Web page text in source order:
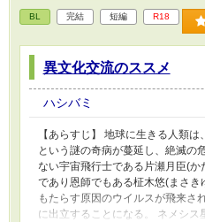
BL 完結 短編 R18
異文化交流のススメ
ハシバミ
【あらすじ】 地球に生きる人類
という謎の奇病が蔓延し、絶滅の
ない宇宙飛行士である片瀬月臣(
であり恩師でもある柾木悠(まさ
もたらす原因のウイルスが飛来さ
に出立することになる。 ネメシ